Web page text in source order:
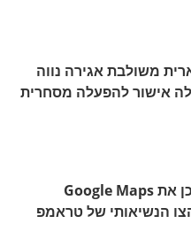
משולבת אגירה נווה
אישור להפעלה מסחרית
גוגל תעדכן את Google Maps
הנשיאותי של טראמפ